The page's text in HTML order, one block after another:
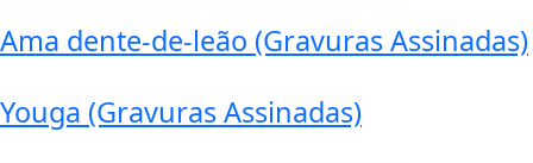
Ama dente-de-leão (Gravuras Assinadas)
Youga (Gravuras Assinadas)